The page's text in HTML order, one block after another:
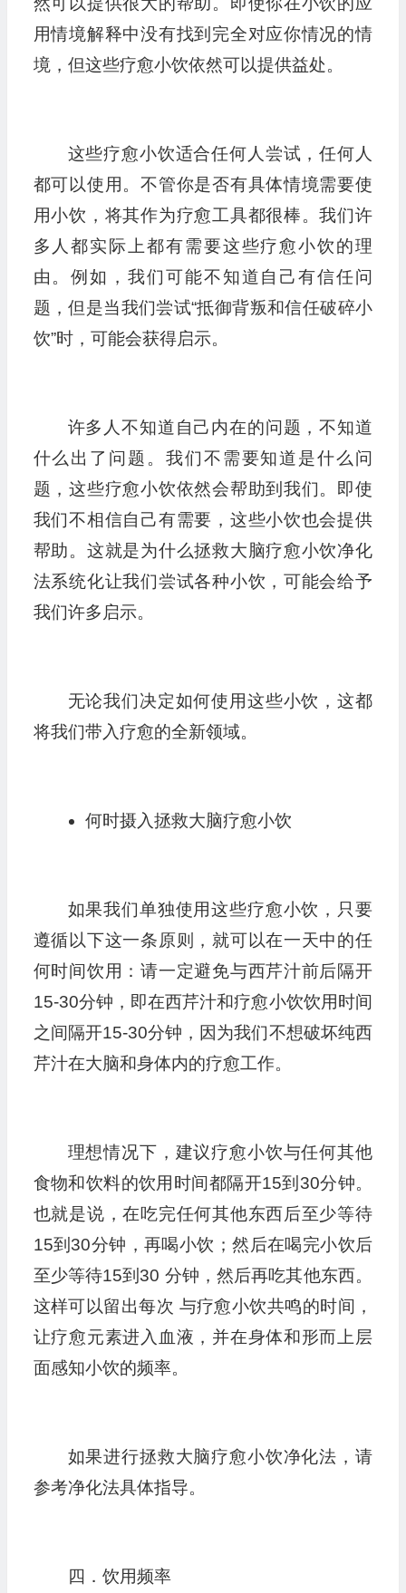
用情境解释中没有找到完全对应你情况的情
境，但这些疗愈小饮依然可以提供益处。
这些疗愈小饮适合任何人尝试，任何人
都可以使用。不管你是否有具体情境需要使
用小饮，将其作为疗愈工具都很棒。我们许
多人都实际上都有需要这些疗愈小饮的理
由。例如，我们可能不知道自己有信任问
题，但是当我们尝试“抵御背叛和信任破碎小
饮”时，可能会获得启示。
许多人不知道自己内在的问题，不知道
什么出了问题。我们不需要知道是什么问
题，这些疗愈小饮依然会帮助到我们。即使
我们不相信自己有需要，这些小饮也会提供
帮助。这就是为什么拯救大脑疗愈小饮净化
法系统化让我们尝试各种小饮，可能会给予
我们许多启示。
无论我们决定如何使用这些小饮，这都
将我们带入疗愈的全新领域。
何时摄入拯救大脑疗愈小饮
如果我们单独使用这些疗愈小饮，只要
遵循以下这一条原则，就可以在一天中的任
何时间饮用：请一定避免与西芹汁前后隔开
15-30分钟，即在西芹汁和疗愈小饮饮用时间
之间隔开15-30分钟，因为我们不想破坏纯西
芹汁在大脑和身体内的疗愈工作。
理想情况下，建议疗愈小饮与任何其他
食物和饮料的饮用时间都隔开15到30分钟。
也就是说，在吃完任何其他东西后至少等待
15到30分钟，再喝小饮；然后在喝完小饮后
至少等待15到30 分钟，然后再吃其他东西。
这样可以留出每次 与疗愈小饮共鸣的时间，
让疗愈元素进入血液，并在身体和形而上层
面感知小饮的频率。
如果进行拯救大脑疗愈小饮净化法，请
参考净化法具体指导。
四．饮用频率